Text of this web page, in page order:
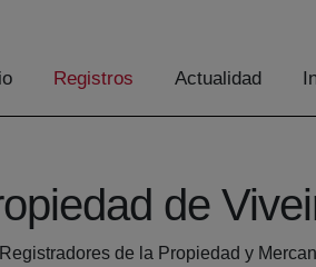
Registros Actualidad
de
de la Propiedad y